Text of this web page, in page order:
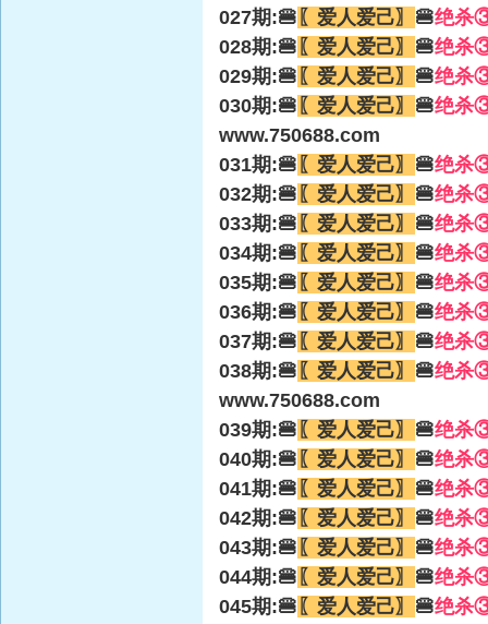
027期:🍔 〖爱人爱己〗 🍔绝杀
028期:🍔 〖爱人爱己〗 🍔绝杀
029期:🍔 〖爱人爱己〗 🍔绝杀
030期:🍔 〖爱人爱己〗 🍔绝杀
www.750688.com
031期:🍔 〖爱人爱己〗 🍔绝杀
032期:🍔 〖爱人爱己〗 🍔绝杀
033期:🍔 〖爱人爱己〗 🍔绝杀
034期:🍔 〖爱人爱己〗 🍔绝杀
035期:🍔 〖爱人爱己〗 🍔绝杀
036期:🍔 〖爱人爱己〗 🍔绝杀
037期:🍔 〖爱人爱己〗 🍔绝杀
038期:🍔 〖爱人爱己〗 🍔绝杀
www.750688.com
039期:🍔 〖爱人爱己〗 🍔绝杀
040期:🍔 〖爱人爱己〗 🍔绝杀
041期:🍔 〖爱人爱己〗 🍔绝杀
042期:🍔 〖爱人爱己〗 🍔绝杀
043期:🍔 〖爱人爱己〗 🍔绝杀
044期:🍔 〖爱人爱己〗 🍔绝杀
045期:🍔 〖爱人爱己〗 🍔绝杀